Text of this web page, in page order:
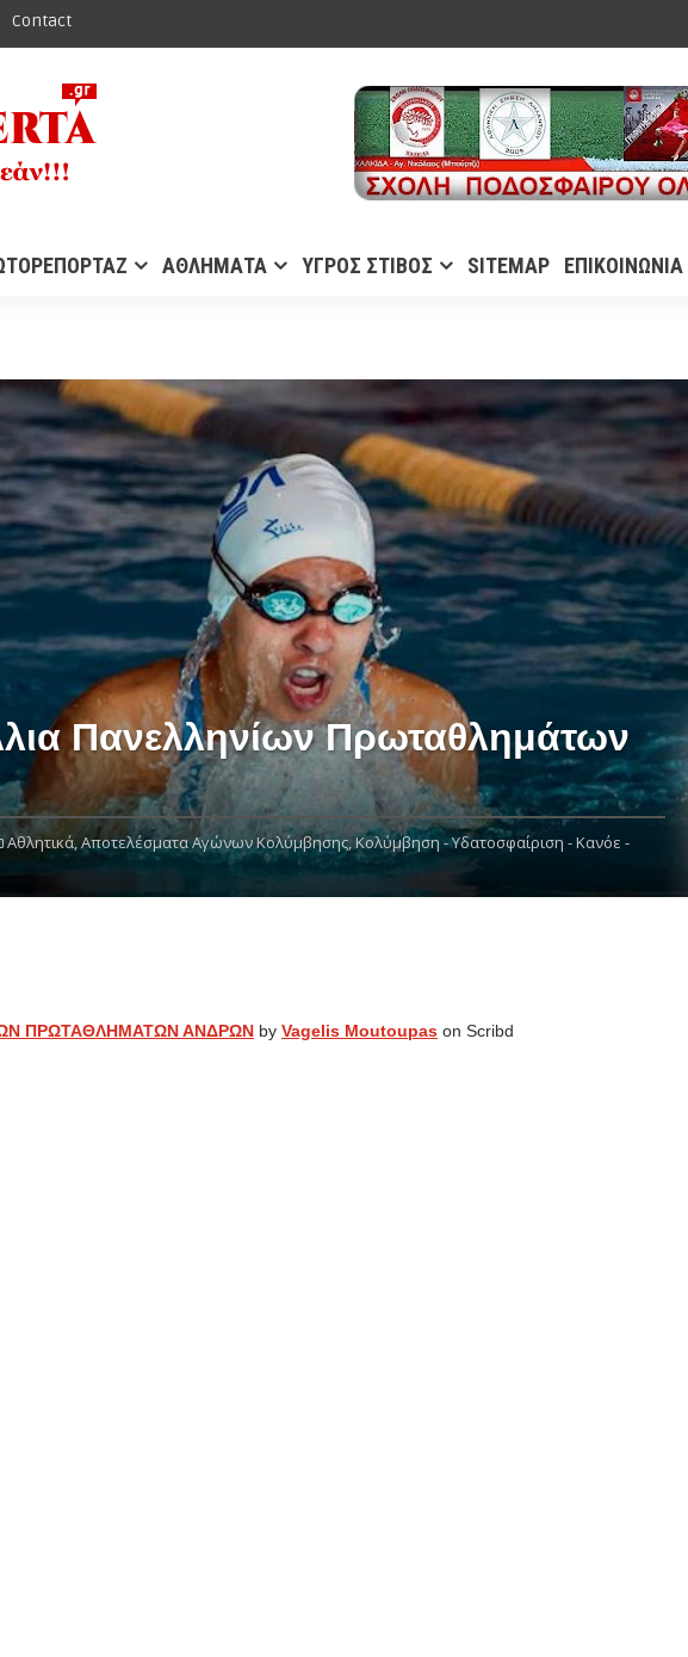
Contact
ΑΘΛΗΜΑΤΑ ΥΓΡΟΣ ΣΤΙΒΟΣ SITEMAP ΕΠΙΚΟΙΝΩΝΙΑ
Πανελληνίων Πρωταθλημάτων
Αθλητικά,Αποτελέσματα Αγώνων Κολύμβησης, Κολύμβηση - Υδατοσφαίριση - Κανόε -
ΠΡΩΤΑΘΛΗΜΑΤΩΝ ΑΝΔΡΩΝ by Vagelis Moutoupas on Scribd